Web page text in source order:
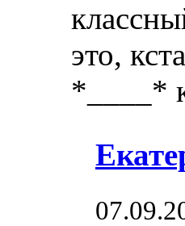
это,
*____*